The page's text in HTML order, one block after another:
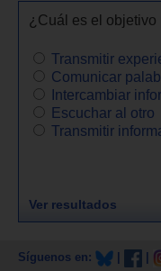
¿Cuál es el
Transmitir
Comunicar
Intercambiar
Escuchar al otro
Transmitir
Ver resultados
Síguenos en: